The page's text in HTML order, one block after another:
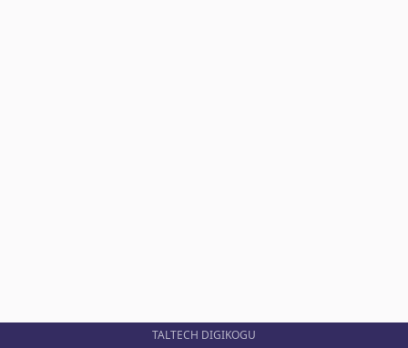
TALTECH DIGIKOGU